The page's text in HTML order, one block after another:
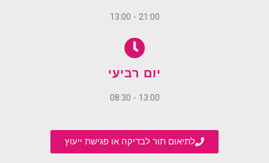
21:00 - 13:00
יום רביעי
13:00 - 08:30
לתיאום תור לבדיקה או פגישת ייעוץ